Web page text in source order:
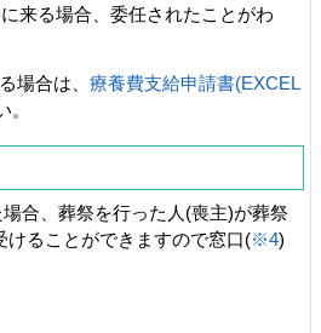
来る場合、委任されたことがわ
場合は、 療養費支給申請書(EXCEL
合、葬祭を行った人(喪主)が葬祭
けることができますので窓口(※4)